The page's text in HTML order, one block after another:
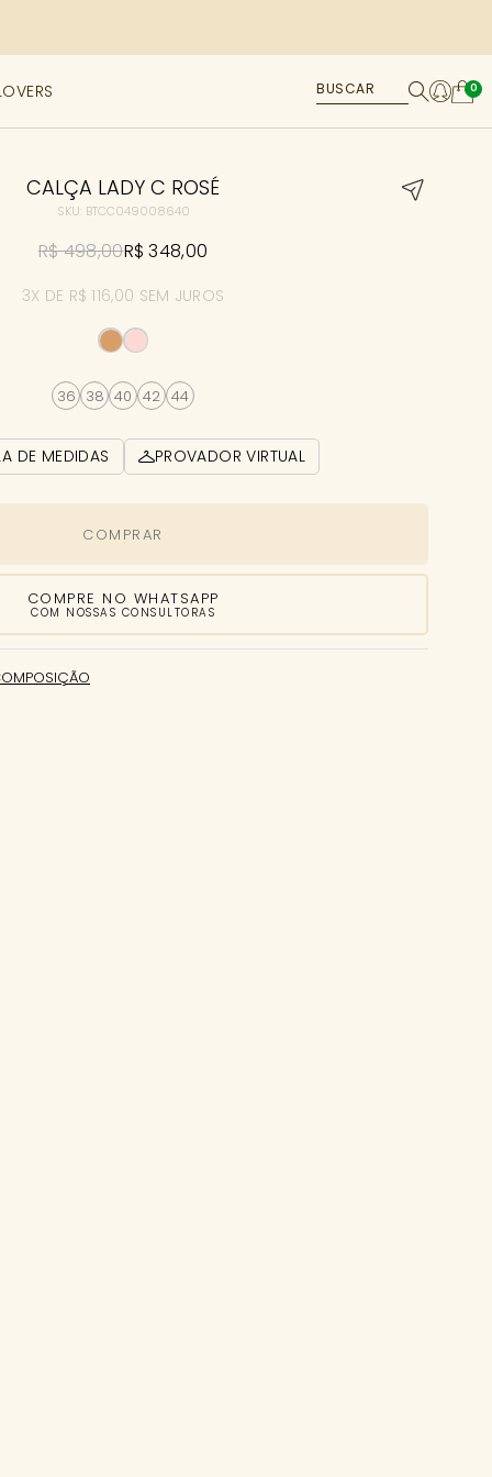
0
CALÇA LADY C ROSÉ
SKU: BTCC049008640
R$ 498,00R$ 348,00
3X DE R$ 116,00 SEM JUROS
36 38 40 42 44
DE MEDIDAS PROVADOR VIRTUAL
COMPRAR
COMPRE NO WHATSAPP
COM NOSSAS CONSULTORAS